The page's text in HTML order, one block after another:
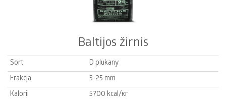
Baltijos žirnis
Sort
D plukany
Frakcja
5-25 mm
Kalorii
5700 kcal/кг